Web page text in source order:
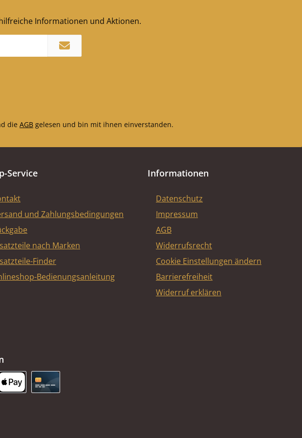
Informationen und Aktionen.
die AGB gelesen und bin mit ihnen einverstanden.
Service
und Zahlungsbedingungen
nach Marken
Finder
Bedienungsanleitung
Informationen
Datenschutz
Impressum
AGB
Widerrufsrecht
Cookie Einstellungen ändern
Barrierefreiheit
Widerruf erklären